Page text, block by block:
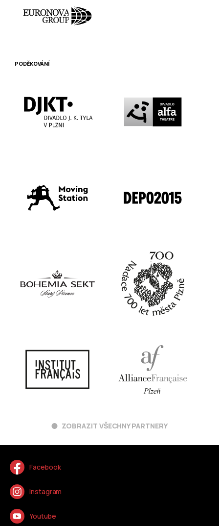
ZOBRAZIT VŠECHNY PARTNERY
PODĚKOVÁNÍ
Facebook
Instagram
Youtube